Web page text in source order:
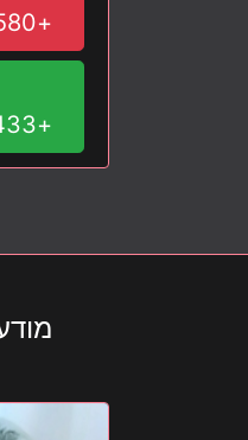
+972503274580
+972528637433